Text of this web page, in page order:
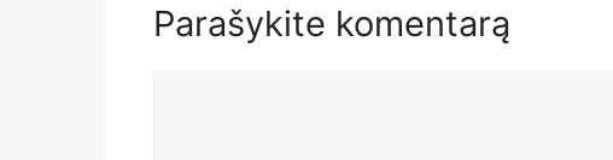
Parašykite komentarą